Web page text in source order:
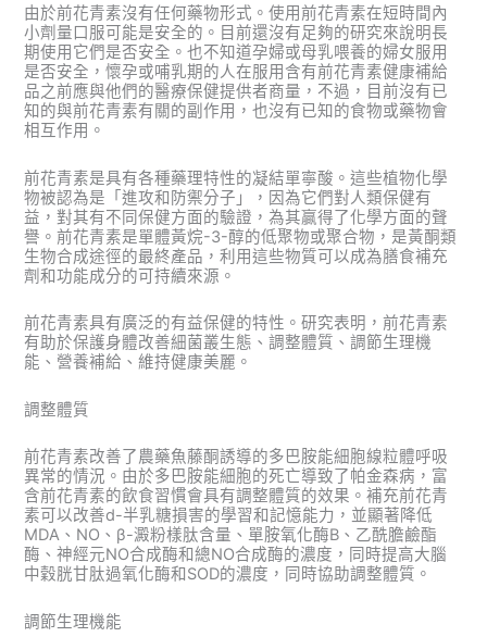
由於前花青素沒有任何藥物形式。使用前花青素在短時間內
小劑量口服可能是安全的。目前還沒有足夠的研究來說明長
期使用它們是否安全。也不知道孕婦或母乳喂養的婦女服用
是否安全，懷孕或哺乳期的人在服用含有前花青素健康補給
品之前應與他們的醫療保健提供者商量，不過，目前沒有已
知的與前花青素有關的副作用，也沒有已知的食物或藥物會
相互作用。
前花青素是具有各種藥理特性的凝結單寧酸。這些植物化學
物被認為是「進攻和防禦分子」，因為它們對人類保健有
益，對其有不同保健方面的驗證，為其贏得了化學方面的聲
譽。前花青素是單體黃烷-3-醇的低聚物或聚合物，是黃酮類
生物合成途徑的最終產品，利用這些物質可以成為膳食補充
劑和功能成分的可持續來源。
前花青素具有廣泛的有益保健的特性。研究表明，前花青素
有助於保護身體改善細菌叢生態、調整體質、調節生理機
能、營養補給、維持健康美麗。
調整體質
前花青素改善了農藥魚藤酮誘導的多巴胺能細胞線粒體呼吸
異常的情況。由於多巴胺能細胞的死亡導致了帕金森病，富
含前花青素的飲食習慣會具有調整體質的效果。補充前花青
素可以改善d-半乳糖損害的學習和記憶能力，並顯著降低
MDA、NO、β-澱粉樣肽含量、單胺氧化酶B、乙酰膽鹼酯
酶、神經元NO合成酶和總NO合成酶的濃度，同時提高大腦
中穀胱甘肽過氧化酶和SOD的濃度，同時協助調整體質。
調節生理機能